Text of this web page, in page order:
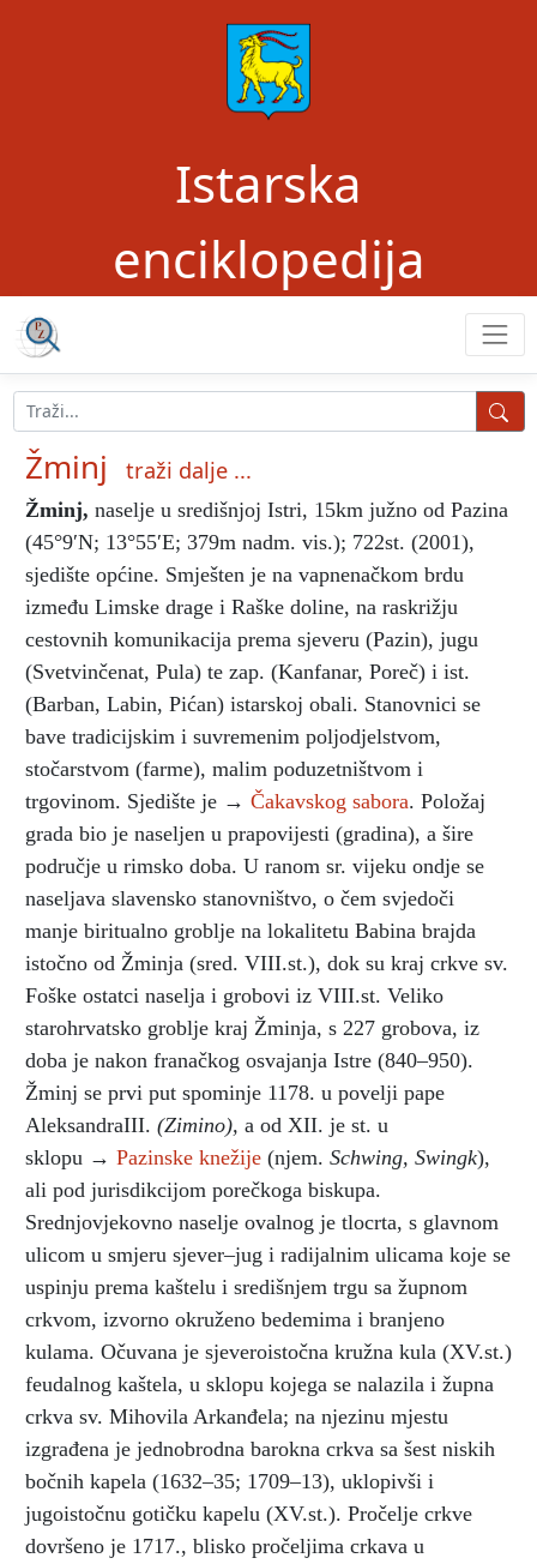
Istarska
enciklopedija
Žminj traži dalje ...
Žminj, naselje u središnjoj Istri, 15km južno od Pazina
(45°9′N; 13°55′E; 379m nadm. vis.); 722st. (2001),
sjedište općine. Smješten je na vapnenačkom brdu
između Limske drage i Raške doline, na raskrižju
cestovnih komunikacija prema sjeveru (Pazin), jugu
(Svetvinčenat, Pula) te zap. (Kanfanar, Poreč) i ist.
(Barban, Labin, Pićan) istarskoj obali. Stanovnici se
bave tradicijskim i suvremenim poljodjelstvom,
stočarstvom (farme), malim poduzetništvom i
trgovinom. Sjedište je → Čakavskog sabora. Položaj
grada bio je naseljen u prapovijesti (gradina), a šire
područje u rimsko doba. U ranom sr. vijeku ondje se
naseljava slavensko stanovništvo, o čem svjedoči
manje biritualno groblje na lokalitetu Babina brajda
istočno od Žminja (sred. VIII.st.), dok su kraj crkve sv.
Foške ostatci naselja i grobovi iz VIII.st. Veliko
starohrvatsko groblje kraj Žminja, s 227 grobova, iz
doba je nakon franačkog osvajanja Istre (840–950).
Žminj se prvi put spominje 1178. u povelji pape
AleksandraIII. (Zimino), a od XII. je st. u
sklopu → Pazinske knežije (njem. Schwing, Swingk),
ali pod jurisdikcijom porečkoga biskupa.
Srednjovjekovno naselje ovalnog je tlocrta, s glavnom
ulicom u smjeru sjever–jug i radijalnim ulicama koje se
uspinju prema kaštelu i središnjem trgu sa župnom
crkvom, izvorno okruženo bedemima i branjeno
kulama. Očuvana je sjeveroistočna kružna kula (XV.st.)
feudalnog kaštela, u sklopu kojega se nalazila i župna
crkva sv. Mihovila Arkanđela; na njezinu mjestu
izgrađena je jednobrodna barokna crkva sa šest niskih
bočnih kapela (1632–35; 1709–13), uklopivši i
jugoistočnu gotičku kapelu (XV.st.). Pročelje crkve
dovršeno je 1717., blisko pročeljima crkava u